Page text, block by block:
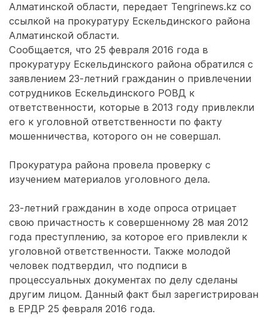
Алматинской области, передает Tengrinews.kz со
ссылкой на прокуратуру Ескельдинского района
Алматинской области.
Сообщается, что 25 февраля 2016 года в
прокуратуру Ескельдинского района обратился с
заявлением 23-летний гражданин о привлечении
сотрудников Ескельдинского РОВД к
ответственности, которые в 2013 году привлекли
его к уголовной ответственности по факту
мошенничества, которого он не совершал.
Прокуратура района провела проверку с
изучением материалов уголовного дела.
23-летний гражданин в ходе опроса отрицает
свою причастность к совершенному 28 мая 2012
года преступлению, за которое его привлекли к
уголовной ответственности. Также молодой
человек подтвердил, что подписи в
процессуальных документах по делу сделаны
другим лицом. Данный факт был зарегистрирован
в ЕРДР 25 февраля 2016 года.